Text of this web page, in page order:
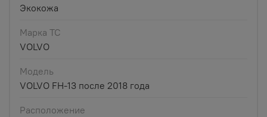
Экокожа
Марка ТС
VOLVO
Модель
VOLVO FH-13 после 2018 года
Расположение